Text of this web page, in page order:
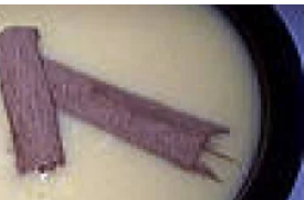
Connexion